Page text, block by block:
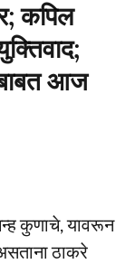
कपिल
आज
कुणाचे, यावरून
ठाकरे